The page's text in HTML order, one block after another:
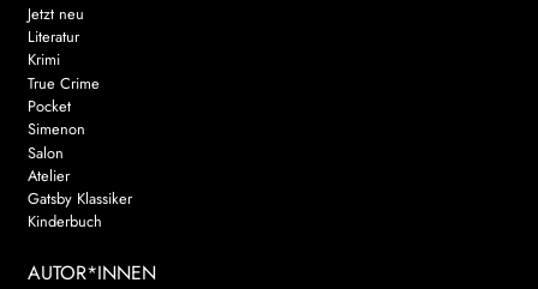
Jetzt neu
Literatur
Krimi
True Crime
Pocket
Simenon
Salon
Atelier
Gatsby Klassiker
Kinderbuch
AUTOR*INNEN